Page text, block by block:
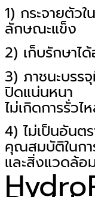
1) กระจายตัว
ลักษณะแข็ง
2) เก็บรักษา
3) ภาชนะบรร
ปิดแน่นหนา
ไม่เกิดการรั่วไ
4) ไม่เป็นอันต
คุณสมบัติในก
และสิ่งแวดล้อ